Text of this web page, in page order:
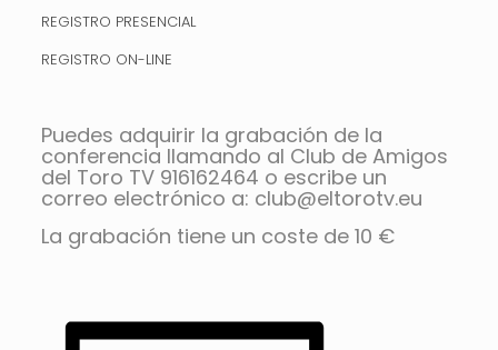
REGISTRO PRESENCIAL
REGISTRO ON-LINE
Puedes adquirir la grabación de la
conferencia llamando al Club de Amigos
del Toro TV 916162464 o escribe un
correo electrónico a: club@eltorotv.eu
La grabación tiene un coste de 10 €